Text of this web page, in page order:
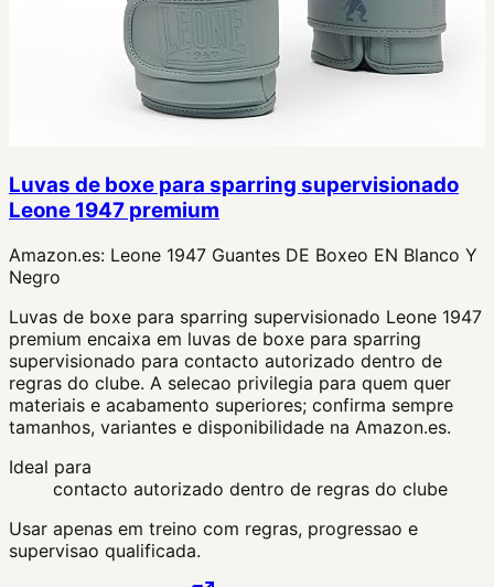
Luvas de boxe para sparring supervisionado
Leone 1947 premium
Amazon.es: Leone 1947 Guantes DE Boxeo EN Blanco Y
Negro
Luvas de boxe para sparring supervisionado Leone 1947
premium encaixa em luvas de boxe para sparring
supervisionado para contacto autorizado dentro de
regras do clube. A selecao privilegia para quem quer
materiais e acabamento superiores; confirma sempre
tamanhos, variantes e disponibilidade na Amazon.es.
Ideal para
contacto autorizado dentro de regras do clube
Usar apenas em treino com regras, progressao e
supervisao qualificada.